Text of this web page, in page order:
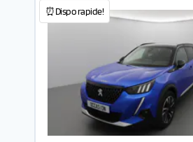
⏰Dispo rapide!